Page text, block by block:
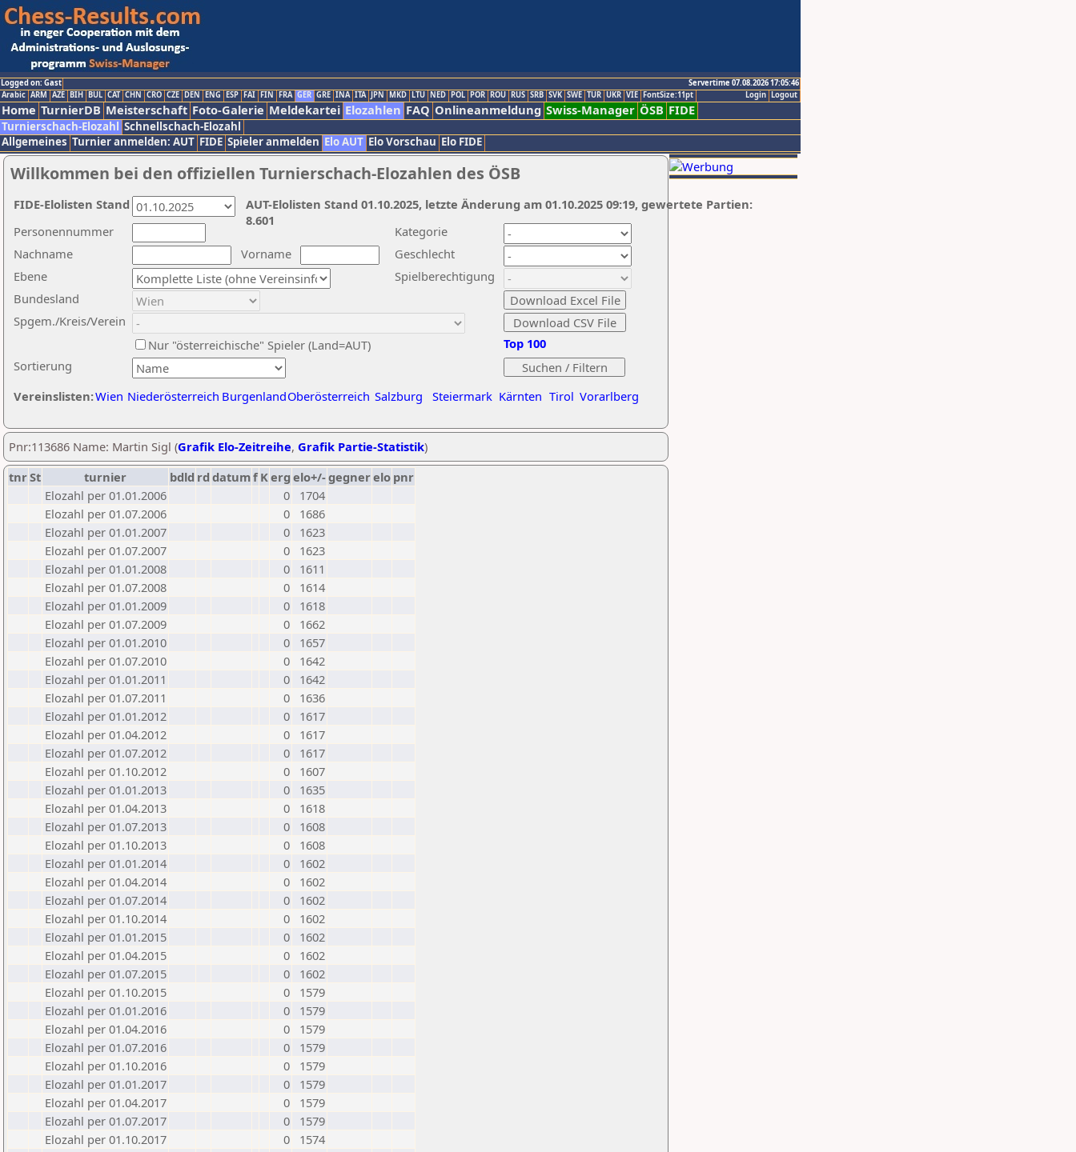
Logged on: Gast
Servertime 07.08.2026 17:05:46
Logout
Login
Arabic ARM AZE BIH BUL CAT CHN CRO CZE DEN ENG ESP FAI FIN FRA GER GRE INA ITA JPN MKD LTU NED POL POR ROU RUS SRB SVK SWE TUR UKR VIE FontSize:11pt
Home TurnierDB Meisterschaft Foto-Galerie Meldekartei Elozahlen FAQ Onlineanmeldung Swiss-Manager ÖSB FIDE
Turnierschach-Elozahl Schnellschach-Elozahl
Allgemeines Turnier anmelden: AUT FIDE Spieler anmelden Elo AUT Elo Vorschau Elo FIDE
Willkommen bei den offiziellen Turnierschach-Elozahlen des ÖSB
Nachname
Vorname
Ebene
Kategorie
Sortierung
Personennummer
Bundesland
Spgem./Kreis/Verein
Geschlecht
Nur "österreichische" Spieler (Land=AUT)
Spielberechtigung
Vereinslisten:Wien Niederösterreich BurgenlandOberösterreich Salzburg Steiermark Kärnten Tirol Vorarlberg
Top 100
AUT-Elolisten Stand 01.10.2025, letzte Änderung am 01.10.2025 09:19, gewertete Partien:
8.601
FIDE-Elolisten Stand
Pnr:113686 Name: Martin Sigl (Grafik Elo-Zeitreihe, Grafik Partie-Statistik)
tnrSt turnier bdld rd datumf Kerg elo+/-gegnerelo pnr
Elozahl per 01.01.2006
0
1704
Elozahl per 01.07.2006
0
1686
Elozahl per 01.01.2007
0
1623
Elozahl per 01.07.2007
0
1623
Elozahl per 01.01.2008
0
1611
Elozahl per 01.07.2008
0
1614
Elozahl per 01.01.2009
0
1618
Elozahl per 01.07.2009
0
1662
Elozahl per 01.01.2010
0
1657
Elozahl per 01.07.2010
0
1642
Elozahl per 01.01.2011
0
1642
Elozahl per 01.07.2011
0
1636
Elozahl per 01.01.2012
0
1617
Elozahl per 01.04.2012
0
1617
Elozahl per 01.07.2012
0
1617
Elozahl per 01.10.2012
0
1607
Elozahl per 01.01.2013
0
1635
Elozahl per 01.04.2013
0
1618
Elozahl per 01.07.2013
0
1608
Elozahl per 01.10.2013
0
1608
Elozahl per 01.01.2014
0
1602
Elozahl per 01.04.2014
0
1602
Elozahl per 01.07.2014
0
1602
Elozahl per 01.10.2014
0
1602
Elozahl per 01.01.2015
0
1602
Elozahl per 01.04.2015
0
1602
Elozahl per 01.07.2015
0
1602
Elozahl per 01.10.2015
0
1579
Elozahl per 01.01.2016
0
1579
Elozahl per 01.04.2016
0
1579
Elozahl per 01.07.2016
0
1579
Elozahl per 01.10.2016
0
1579
Elozahl per 01.01.2017
0
1579
Elozahl per 01.04.2017
0
1579
Elozahl per 01.07.2017
0
1579
Elozahl per 01.10.2017
0
1574